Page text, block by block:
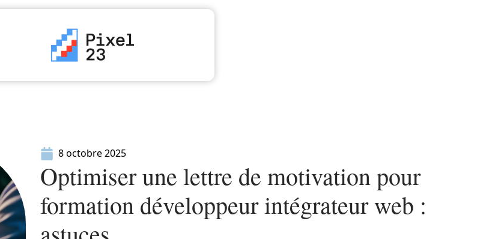
8 octobre 2025
Optimiser une lettre de motivation pour
formation développeur intégrateur web :